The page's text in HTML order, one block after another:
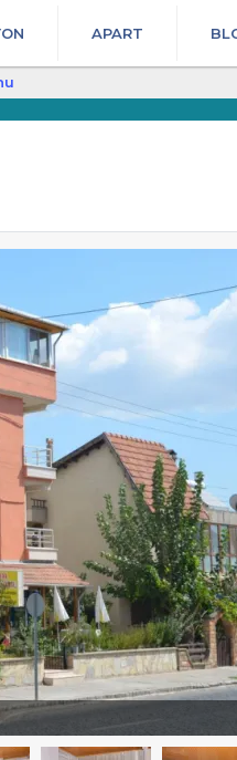
APART